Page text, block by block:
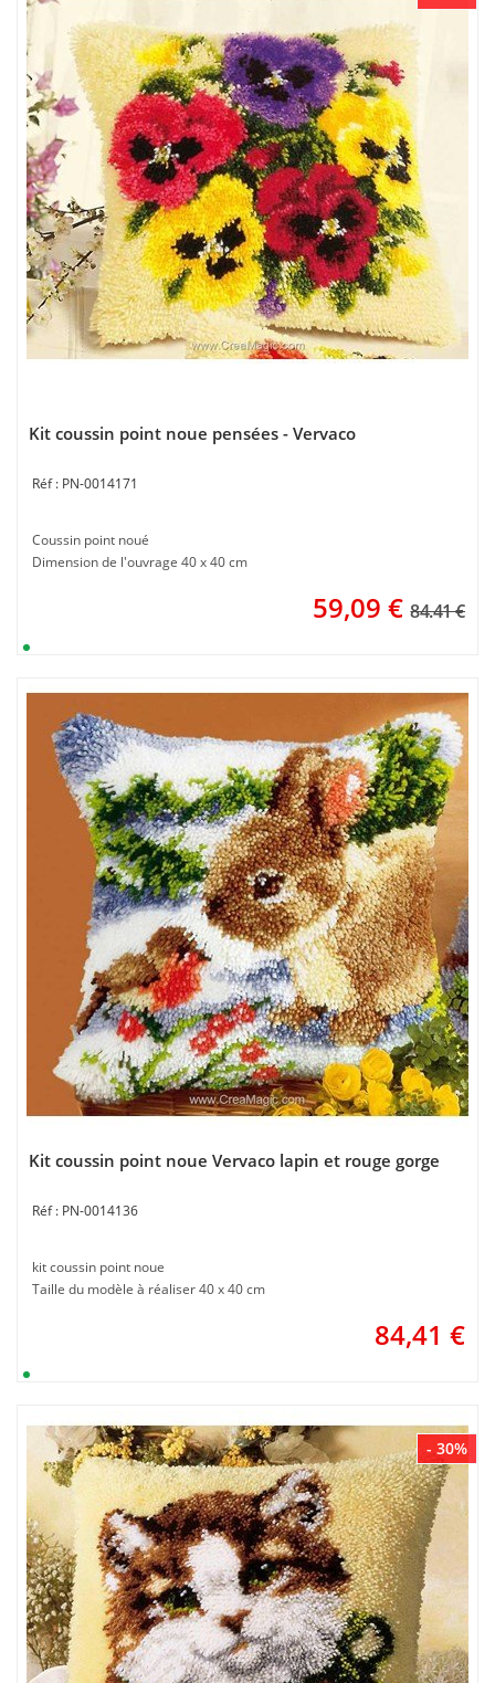
Kit coussin point noue pensées - Vervaco
PN-0014171
Coussin point noué
Dimension de l'ouvrage 40 x 40 cm
59,09 € 84.41 €
Kit coussin point noue Vervaco lapin et rouge gorge
PN-0014136
kit coussin point noue
Taille du modèle à réaliser 40 x 40 cm
84,41 €
- 30%